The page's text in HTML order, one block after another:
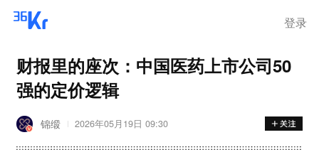
登录
财报里的座次：中国医药上市公司50
强的定价逻辑
锦缎 2026年05月19日 09:30